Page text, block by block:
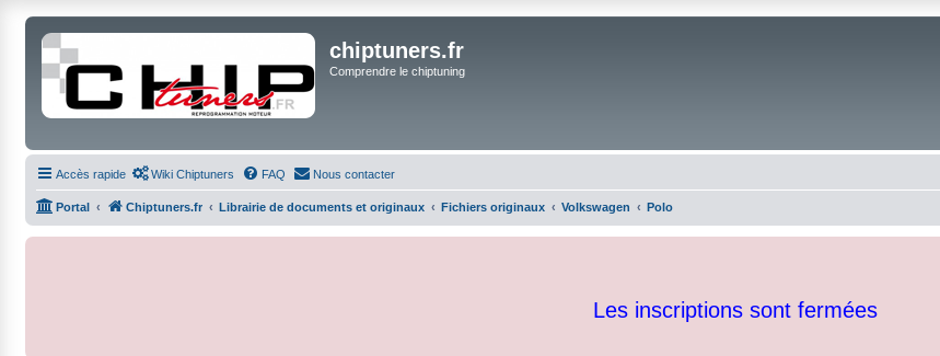
chiptuners.fr
Comprendre le chiptuning
Accès rapide Wiki Chiptuners FAQ Nous contacter
Portal Chiptuners.fr Librairie de documents et originaux Fichiers originaux Volkswagen Polo
Les inscriptions sont fermées